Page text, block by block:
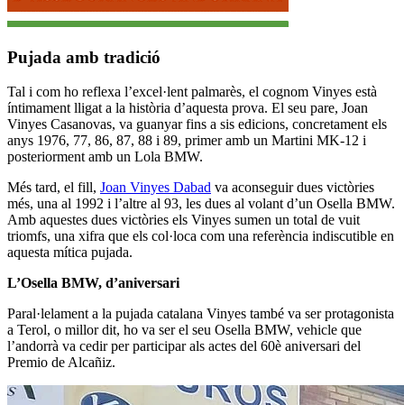
Pujada amb tradició
Tal i com ho reflexa l’excel·lent palmarès, el cognom Vinyes està
íntimament lligat a la història d’aquesta prova. El seu pare, Joan
Vinyes Casanovas, va guanyar fins a sis edicions, concretament els
anys 1976, 77, 86, 87, 88 i 89, primer amb un Martini MK-12 i
posteriorment amb un Lola BMW.
Més tard, el fill, Joan Vinyes Dabad va aconseguir dues victòries
més, una al 1992 i l’altre al 93, les dues al volant d’un Osella BMW.
Amb aquestes dues victòries els Vinyes sumen un total de vuit
triomfs, una xifra que els col·loca com una referència indiscutible en
aquesta mítica pujada.
L’Osella BMW, d’aniversari
Paral·lelament a la pujada catalana Vinyes també va ser protagonista
a Terol, o millor dit, ho va ser el seu Osella BMW, vehicle que
l’andorrà va cedir per participar als actes del 60è aniversari del
Premio de Alcañiz.